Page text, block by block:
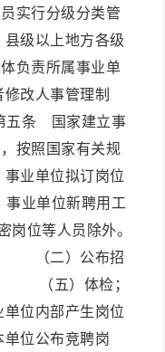
实行分级分类管
级以上地方各级
负责所属事业单
改人事管理制
条 国家建立事
按照国家有关规
业单位拟订岗位
单位新聘用工
岗位等人员除外。
（二）公布招
（五）体检；
内部产生岗位
位公布竞聘岗